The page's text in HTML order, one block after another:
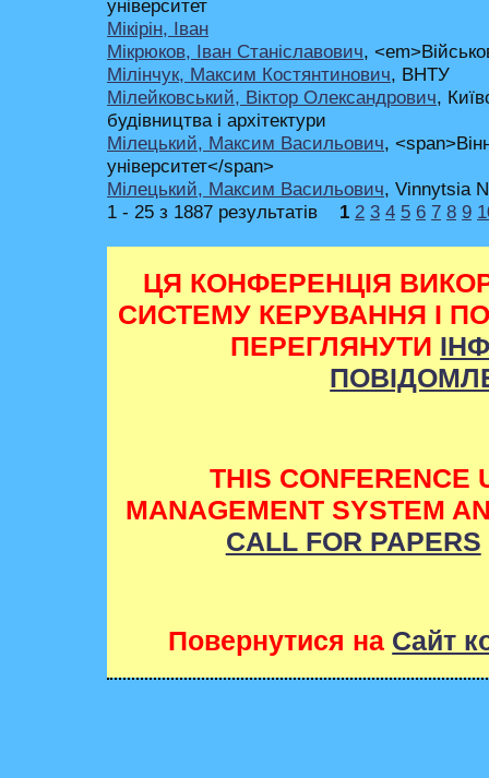
університет
Мікірін, Іван
Мікрюков, Іван Станіславович,
Мілінчук, Максим Костянтинович, ВНТУ
Мілейковський, Віктор Олександрович,
будівництва і архітектури
Мілецький, Максим Васильович,
університет</span>
Мілецький, Максим Васильович, Vinnytsia
1 - 25 з 1887 результатів 1 2 3 4 5 6 7 8 9
ЦЯ КОНФЕРЕНЦІЯ
СИСТЕМУ КЕРУВАННЯ І
ПЕРЕГЛЯНУТИ
THIS CONFERENCE
MANAGEMENT SYSTEM
CALL FOR PAPERS
Повернутися на Сайт